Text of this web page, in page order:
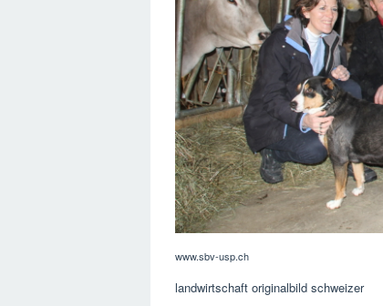
www.sbv-usp.ch
landwirtschaft originalbild schweizer